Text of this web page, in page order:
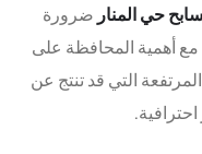
حي المنار ضرورة
أهمية المحافظة على
التي قد تنتج عن